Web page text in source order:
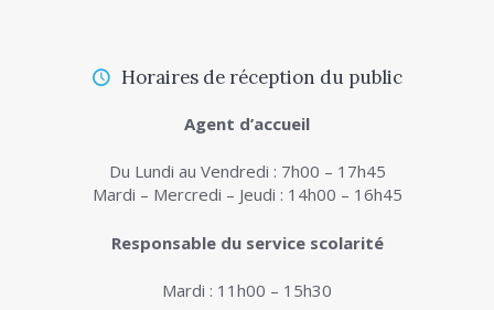
Horaires de réception du public
Agent d’accueil
Du Lundi au Vendredi : 7h00 – 17h45
Mardi – Mercredi – Jeudi : 14h00 – 16h45
Responsable du service scolarité
Mardi : 11h00 – 15h30